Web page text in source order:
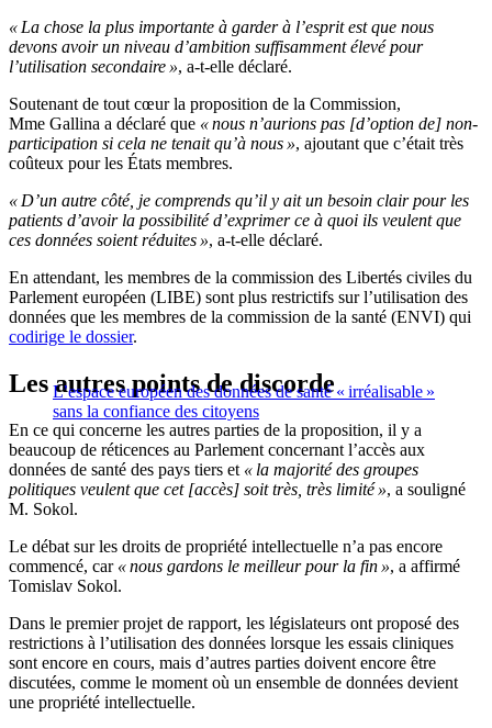
« La chose la plus importante à garder à l’esprit est que nous
devons avoir un niveau d’ambition suffisamment élevé pour
l’utilisation secondaire », a-t-elle déclaré.
Soutenant de tout cœur la proposition de la Commission,
Mme Gallina a déclaré que « nous n’aurions pas [d’option de] non-
participation si cela ne tenait qu’à nous », ajoutant que c’était très
coûteux pour les États membres.
« D’un autre côté, je comprends qu’il y ait un besoin clair pour les
patients d’avoir la possibilité d’exprimer ce à quoi ils veulent que
ces données soient réduites », a-t-elle déclaré.
En attendant, les membres de la commission des Libertés civiles du
Parlement européen (LIBE) sont plus restrictifs sur l’utilisation des
données que les membres de la commission de la santé (ENVI) qui
codirige le dossier.
L’espace européen des données de santé « irréalisable »
sans la confiance des citoyens
Les autres points de discorde
En ce qui concerne les autres parties de la proposition, il y a
beaucoup de réticences au Parlement concernant l’accès aux
données de santé des pays tiers et « la majorité des groupes
politiques veulent que cet [accès] soit très, très limité », a souligné
M. Sokol.
Le débat sur les droits de propriété intellectuelle n’a pas encore
commencé, car « nous gardons le meilleur pour la fin », a affirmé
Tomislav Sokol.
Dans le premier projet de rapport, les législateurs ont proposé des
restrictions à l’utilisation des données lorsque les essais cliniques
sont encore en cours, mais d’autres parties doivent encore être
discutées, comme le moment où un ensemble de données devient
une propriété intellectuelle.